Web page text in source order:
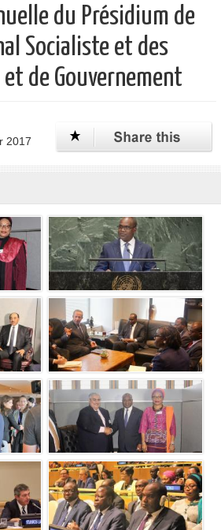
du Présidium de
Socialiste et des
et de Gouvernement
2017